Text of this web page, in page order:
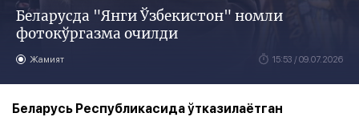
Беларусда "Янги Ўзбекистон" номли
фотокўргазма очилди
Жамият 15:53 / 09.07.2026
Беларусь Республикасида ўтказилаётган